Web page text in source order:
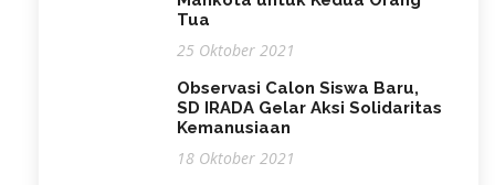
Tua
25 Oktober 2021
Observasi Calon Siswa Baru,
SD IRADA Gelar Aksi Solidaritas
Kemanusiaan
18 Oktober 2021